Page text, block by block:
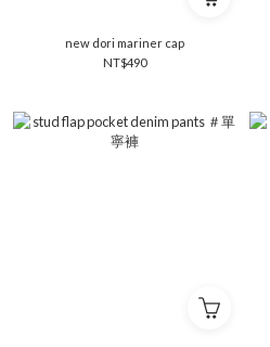
new dori mariner cap
NT$490